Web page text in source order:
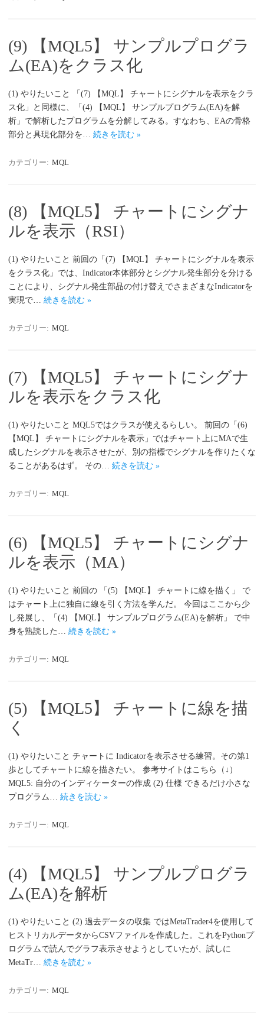
(9) 【MQL5】 サンプルプログラ
ム(EA)をクラス化
(1) やりたいこと 「(7) 【MQL】 チャートにシグナルを表示をクラ
ス化」と同様に、「(4) 【MQL】 サンプルプログラム(EA)を解
析」で解析したプログラムを分解してみる。すなわち、EAの骨格
部分と具現化部分を… 続きを読む »
カテゴリー: MQL
(8) 【MQL5】 チャートにシグナ
ルを表示（RSI）
(1) やりたいこと 前回の「(7) 【MQL】 チャートにシグナルを表示
をクラス化」では、Indicator本体部分とシグナル発生部分を分ける
ことにより、シグナル発生部品の付け替えでさまざまなIndicatorを
実現で… 続きを読む »
カテゴリー: MQL
(7) 【MQL5】 チャートにシグナ
ルを表示をクラス化
(1) やりたいこと MQL5ではクラスが使えるらしい。 前回の「(6)
【MQL】 チャートにシグナルを表示」ではチャート上にMAで生
成したシグナルを表示させたが、別の指標でシグナルを作りたくな
ることがあるはず。 その… 続きを読む »
カテゴリー: MQL
(6) 【MQL5】 チャートにシグナ
ルを表示（MA）
(1) やりたいこと 前回の 「(5) 【MQL】 チャートに線を描く」 で
はチャート上に独自に線を引く方法を学んだ。 今回はここから少
し発展し、「(4) 【MQL】 サンプルプログラム(EA)を解析」 で中
身を熟読した… 続きを読む »
カテゴリー: MQL
(5) 【MQL5】 チャートに線を描
く
(1) やりたいこと チャートに Indicatorを表示させる練習。その第1
歩としてチャートに線を描きたい。 参考サイトはこちら（↓）
MQL5: 自分のインディケーターの作成 (2) 仕様 できるだけ小さな
プログラム… 続きを読む »
カテゴリー: MQL
(4) 【MQL5】 サンプルプログラ
ム(EA)を解析
(1) やりたいこと (2) 過去データの収集 ではMetaTrader4を使用して
ヒストリカルデータからCSVファイルを作成した。これをPythonプ
ログラムで読んでグラフ表示させようとしていたが、試しに
MetaTr… 続きを読む »
カテゴリー: MQL